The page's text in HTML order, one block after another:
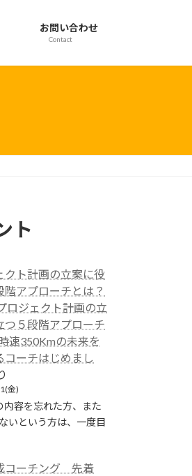
お問い合わせ
Contact
ト
クト計画の立案に役
階アプローチとは？
ジェクト計画の立
つ５段階アプローチ
速350Kmの未来を
コーチはじめまし
金)
内容を忘れた方、また
いという方は、一度目
コーチング 先着